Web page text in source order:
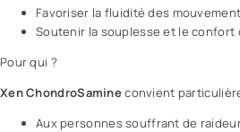
Favoriser la fluidité des
Soutenir la souplesse et le confort
Pour qui ?
Xen ChondroSamineconvient
Aux personnes souffrant de